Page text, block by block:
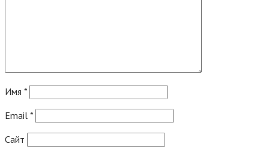
Имя *
Email *
Сайт